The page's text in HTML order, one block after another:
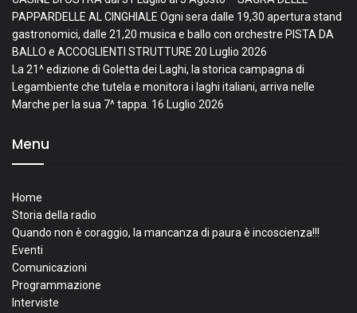
PAPPARDELLE AL CINGHIALE Ogni sera dalle 19,30 apertura stand
gastronomici, dalle 21,20 musica e ballo con orchestre PISTA DA
BALLO e ACCOGLIENTI STRUTTURE 20 Luglio 2026
La 21^ edizione di Goletta dei Laghi, la storica campagna di
Legambiente che tutela e monitora i laghi italiani, arriva nelle
Marche per la sua 7^ tappa. 16 Luglio 2026
Menu
Home
Storia della radio
Quando non è coraggio, la mancanza di paura è incoscienza!!!
Eventi
Comunicazioni
Programmazione
Interviste